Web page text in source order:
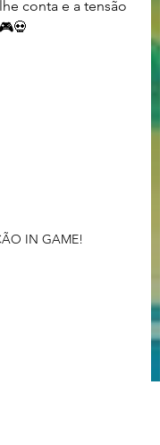
conta e a tensão
IN GAME!